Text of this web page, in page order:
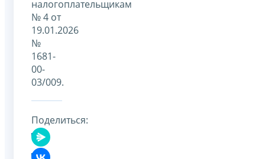
налогоплательщикам
№ 4 от
19.01.2026
№
1681-
00-
03/009.
Поделиться: